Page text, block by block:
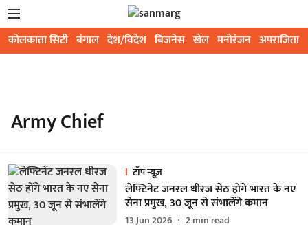
कोलकाता सिटी बंगाल देश/विदेश बिजनेस खेल मनोरंजन अपराजिता
Army Chief
टॉप न्यूज़
लेफ्टिनेंट जनरल धीरज सेठ होंगे भारत के नए
सेना प्रमुख, 30 जून से संभालेंगे कमान
13 Jun 2026 2min read